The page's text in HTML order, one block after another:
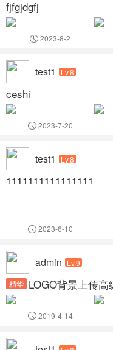
fjfgjdgfj
 2023-8-2
test1 Lv.8
ceshi
 2023-7-20
test1 Lv.8
1111111111111111
 2023-6-10
admin Lv.9
精华 LOGO背景上传
 2019-4-14